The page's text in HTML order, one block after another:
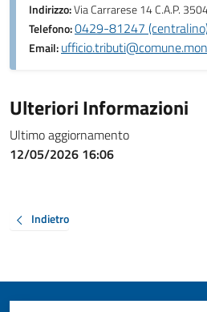
Indirizzo:Via Carrarese 14 C.A.P.
Telefono:0429-81247
Email:
Ulteriori Informazioni
Ultimo aggiornamento
12/05/2026 16:06
Indietro